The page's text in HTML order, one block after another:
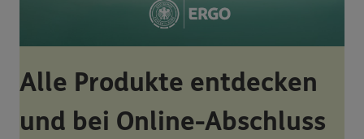
Alle Produkte entdecken
und bei Online-Abschluss